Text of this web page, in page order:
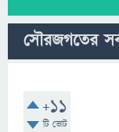
সৌরজগতের
+11
টি ভোট